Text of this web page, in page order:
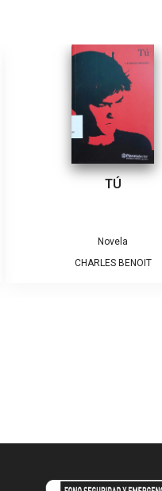
TÚ
Novela
CHARLES BENOIT